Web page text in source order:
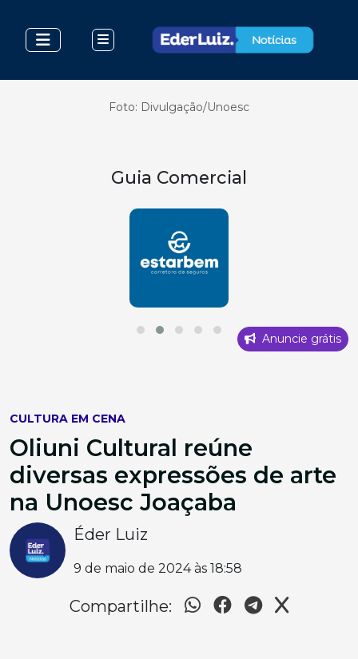
Foto: Divulgação/Unoesc
Guia Comercial
Anuncie grátis
CULTURA EM CENA
Oliuni Cultural reúne
diversas expressões de arte
na Unoesc Joaçaba
Éder Luiz
9 de maio de 2024 às 18:58
Compartilhe: